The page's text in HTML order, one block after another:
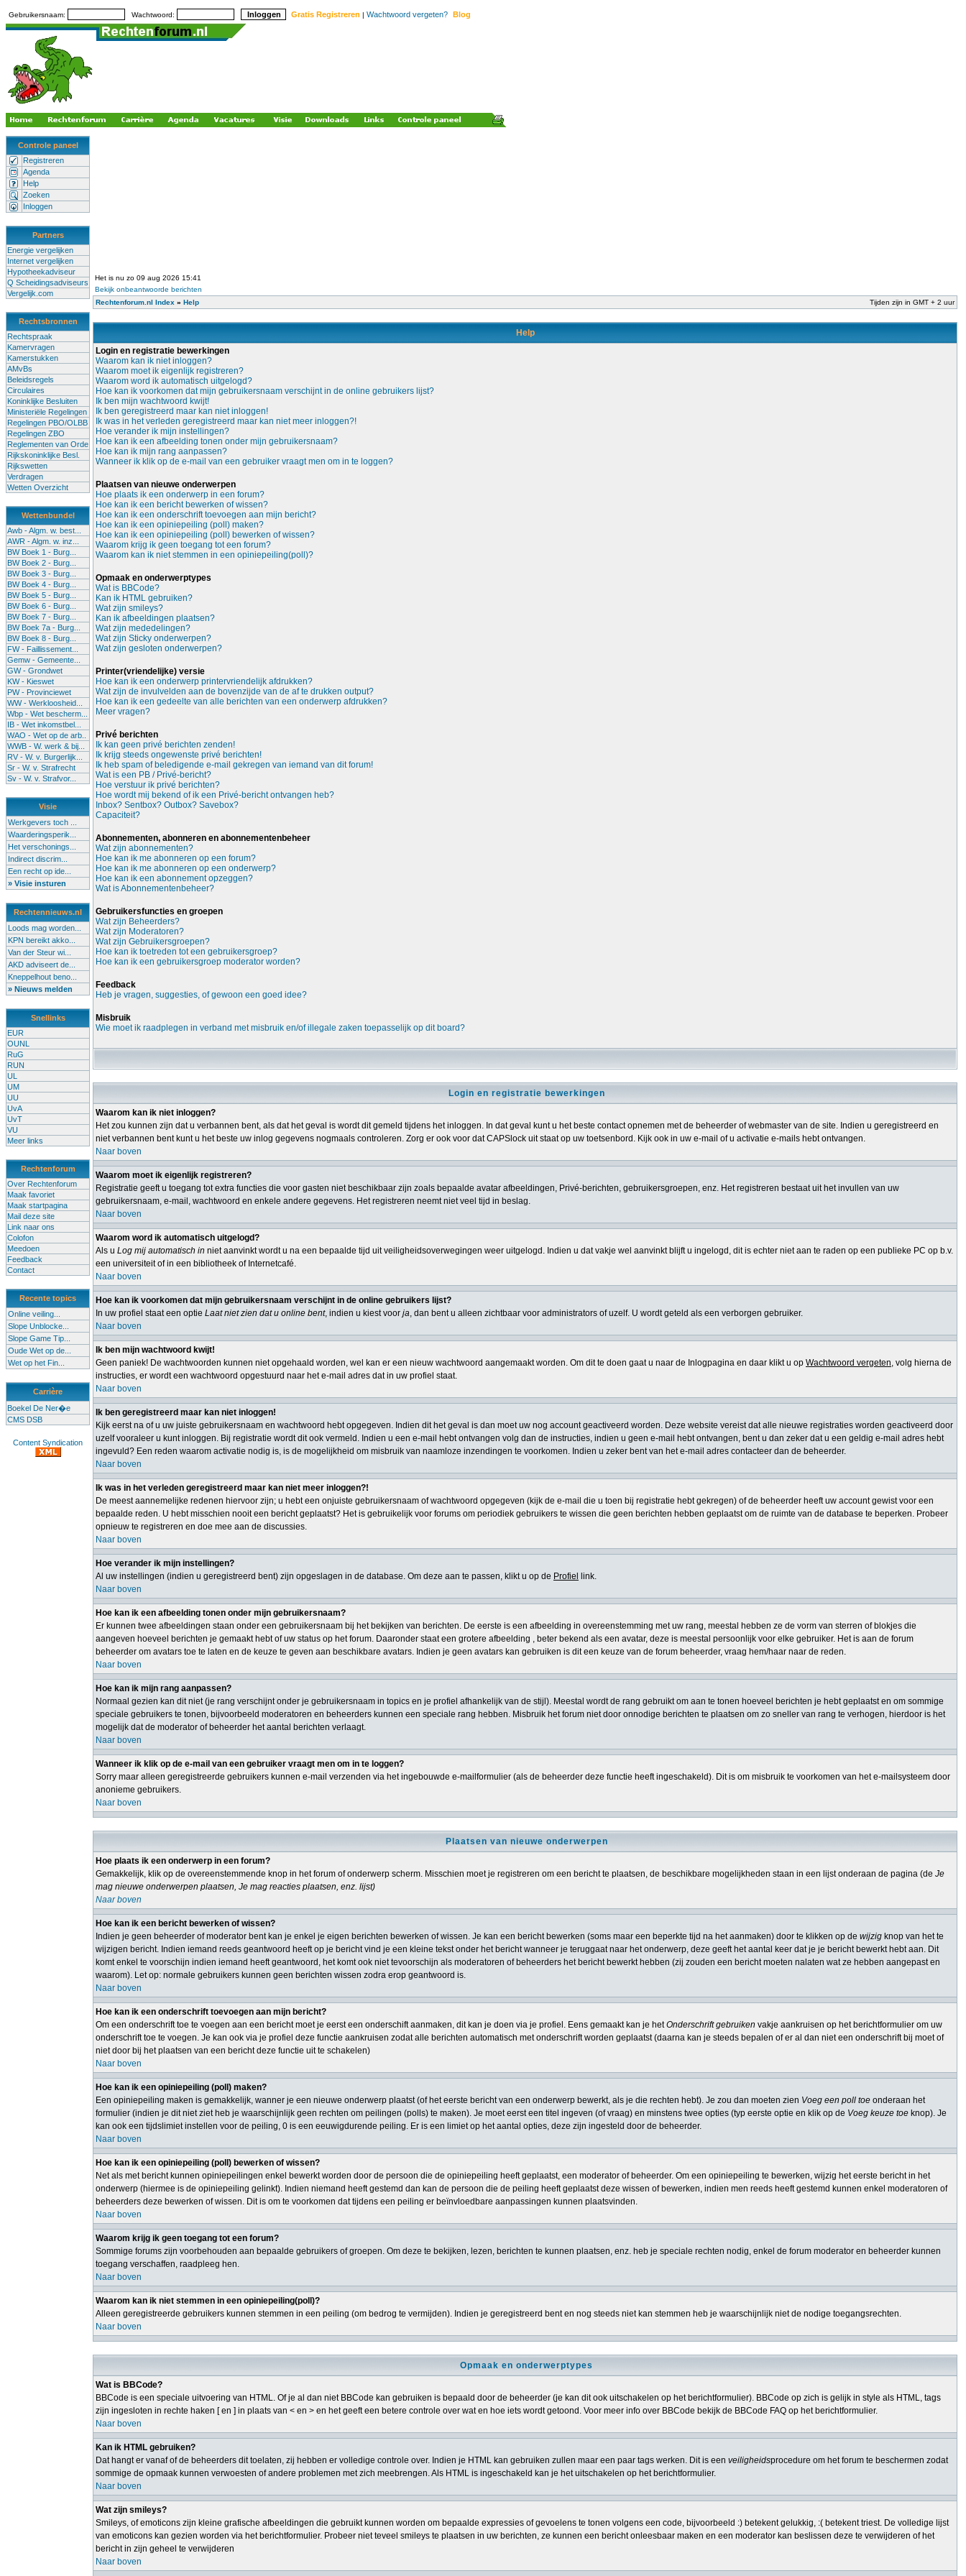
Gebruikersnaam: Wachtwoord: Gratis Registreren | Wachtwoord vergeten? Blog
Controle paneel
Registreren
Agenda
Help
Zoeken
Inloggen
Partners
Energie vergelijken
Internet vergelijken
Hypotheekadviseur
Q Scheidingsadviseurs
Vergelijk.com
Rechtsbronnen
Rechtspraak
Kamervragen
Kamerstukken
AMvBs
Beleidsregels
Circulaires
Koninklijke Besluiten
Ministeriële Regelingen
Regelingen PBO/OLBB
Regelingen ZBO
Reglementen van Orde
Rijkskoninklijke Besl.
Rijkswetten
Verdragen
Wetten Overzicht
Wettenbundel
Awb - Algm. w. best...
AWR - Algm. w. inz...
BW Boek 1 - Burg...
BW Boek 2 - Burg...
BW Boek 3 - Burg...
BW Boek 4 - Burg...
BW Boek 5 - Burg...
BW Boek 6 - Burg...
BW Boek 7 - Burg...
BW Boek 7a - Burg...
BW Boek 8 - Burg...
FW - Faillissement...
Gemw - Gemeente...
GW - Grondwet
KW - Kieswet
PW - Provinciewet
WW - Werkloosheid...
Wbp - Wet bescherm...
IB - Wet inkomstbel...
WAO - Wet op de arb..
WWB - W. werk & bij...
RV - W. v. Burgerlijk...
Sr - W. v. Strafrecht
Sv - W. v. Strafvor...
Visie
Werkgevers toch ...
Waarderingsperik...
Het verschonings...
Indirect discrim...
Een recht op ide...
» Visie insturen
Rechtennieuws.nl
Loods mag worden...
KPN bereikt akko...
Van der Steur wi...
AKD adviseert de...
Kneppelhout beno...
» Nieuws melden
Snellinks
EUR
OUNL
RuG
RUN
UL
UM
UU
UvA
UvT
VU
Meer links
Rechtenforum
Over Rechtenforum
Maak favoriet
Maak startpagina
Mail deze site
Link naar ons
Colofon
Meedoen
Feedback
Contact
Recente topics
Online veiling...
Slope Unblocke...
Slope Game Tip...
Oude Wet op de...
Wet op het Fin...
Carrière
Boekel De Ner�e
CMS DSB
Content Syndication
Het is nu zo 09 aug 2026 15:41
Bekijk onbeantwoorde berichten
Rechtenforum.nl Index » Help Tijden zijn in GMT + 2 uur
Help
Login en registratie bewerkingen
Waarom kan ik niet inloggen?
Waarom moet ik eigenlijk registreren?
Waarom word ik automatisch uitgelogd?
Hoe kan ik voorkomen dat mijn gebruikersnaam verschijnt in de online gebruikers lijst?
Ik ben mijn wachtwoord kwijt!
Ik ben geregistreerd maar kan niet inloggen!
Ik was in het verleden geregistreerd maar kan niet meer inloggen?!
Hoe verander ik mijn instellingen?
Hoe kan ik een afbeelding tonen onder mijn gebruikersnaam?
Hoe kan ik mijn rang aanpassen?
Wanneer ik klik op de e-mail van een gebruiker vraagt men om in te loggen?
Plaatsen van nieuwe onderwerpen
Hoe plaats ik een onderwerp in een forum?
Hoe kan ik een bericht bewerken of wissen?
Hoe kan ik een onderschrift toevoegen aan mijn bericht?
Hoe kan ik een opiniepeiling (poll) maken?
Hoe kan ik een opiniepeiling (poll) bewerken of wissen?
Waarom krijg ik geen toegang tot een forum?
Waarom kan ik niet stemmen in een opiniepeiling(poll)?
Opmaak en onderwerptypes
Wat is BBCode?
Kan ik HTML gebruiken?
Wat zijn smileys?
Kan ik afbeeldingen plaatsen?
Wat zijn mededelingen?
Wat zijn Sticky onderwerpen?
Wat zijn gesloten onderwerpen?
Printer(vriendelijke) versie
Hoe kan ik een onderwerp printervriendelijk afdrukken?
Wat zijn de invulvelden aan de bovenzijde van de af te drukken output?
Hoe kan ik een gedeelte van alle berichten van een onderwerp afdrukken?
Meer vragen?
Privé berichten
Ik kan geen privé berichten zenden!
Ik krijg steeds ongewenste privé berichten!
Ik heb spam of beledigende e-mail gekregen van iemand van dit forum!
Wat is een PB / Privé-bericht?
Hoe verstuur ik privé berichten?
Hoe wordt mij bekend of ik een Privé-bericht ontvangen heb?
Inbox? Sentbox? Outbox? Savebox?
Capaciteit?
Abonnementen, abonneren en abonnementenbeheer
Wat zijn abonnementen?
Hoe kan ik me abonneren op een forum?
Hoe kan ik me abonneren op een onderwerp?
Hoe kan ik een abonnement opzeggen?
Wat is Abonnementenbeheer?
Gebruikersfuncties en groepen
Wat zijn Beheerders?
Wat zijn Moderatoren?
Wat zijn Gebruikersgroepen?
Hoe kan ik toetreden tot een gebruikersgroep?
Hoe kan ik een gebruikersgroep moderator worden?
Feedback
Heb je vragen, suggesties, of gewoon een goed idee?
Misbruik
Wie moet ik raadplegen in verband met misbruik en/of illegale zaken toepasselijk op dit board?
Login en registratie bewerkingen
Waarom kan ik niet inloggen?
Het zou kunnen zijn dat u verbannen bent, als dat het geval is wordt dit gemeld tijdens het inloggen. In dat geval kunt u het beste contact opnemen met de beheerder of webmaster van de site. Indien u geregistreerd en
niet verbannen bent kunt u het beste uw inlog gegevens nogmaals controleren. Zorg er ook voor dat CAPSlock uit staat op uw toetsenbord. Kijk ook in uw e-mail of u activatie e-mails hebt ontvangen.
Naar boven
Waarom moet ik eigenlijk registreren?
Registratie geeft u toegang tot extra functies die voor gasten niet beschikbaar zijn zoals bepaalde avatar afbeeldingen, Privé-berichten, gebruikersgroepen, enz. Het registreren bestaat uit het invullen van uw
gebruikersnaam, e-mail, wachtwoord en enkele andere gegevens. Het registreren neemt niet veel tijd in beslag.
Naar boven
Waarom word ik automatisch uitgelogd?
Als u Log mij automatisch in niet aanvinkt wordt u na een bepaalde tijd uit veiligheidsoverwegingen weer uitgelogd. Indien u dat vakje wel aanvinkt blijft u ingelogd, dit is echter niet aan te raden op een publieke PC op b.v.
een universiteit of in een bibliotheek of Internetcafé.
Naar boven
Hoe kan ik voorkomen dat mijn gebruikersnaam verschijnt in de online gebruikers lijst?
In uw profiel staat een optie Laat niet zien dat u online bent, indien u kiest voor ja, dan bent u alleen zichtbaar voor administrators of uzelf. U wordt geteld als een verborgen gebruiker.
Naar boven
Ik ben mijn wachtwoord kwijt!
Geen paniek! De wachtwoorden kunnen niet opgehaald worden, wel kan er een nieuw wachtwoord aangemaakt worden. Om dit te doen gaat u naar de Inlogpagina en daar klikt u op Wachtwoord vergeten, volg hierna de
instructies, er wordt een wachtwoord opgestuurd naar het e-mail adres dat in uw profiel staat.
Naar boven
Ik ben geregistreerd maar kan niet inloggen!
Kijk eerst na of u uw juiste gebruikersnaam en wachtwoord hebt opgegeven. Indien dit het geval is dan moet uw nog account geactiveerd worden. Deze website vereist dat alle nieuwe registraties worden geactiveerd door
uzelf vooraleer u kunt inloggen. Bij registratie wordt dit ook vermeld. Indien u een e-mail hebt ontvangen volg dan de instructies, indien u geen e-mail hebt ontvangen, bent u dan zeker dat u een geldig e-mail adres hebt
ingevuld? Een reden waarom activatie nodig is, is de mogelijkheid om misbruik van naamloze inzendingen te voorkomen. Indien u zeker bent van het e-mail adres contacteer dan de beheerder.
Naar boven
Ik was in het verleden geregistreerd maar kan niet meer inloggen?!
De meest aannemelijke redenen hiervoor zijn; u hebt een onjuiste gebruikersnaam of wachtwoord opgegeven (kijk de e-mail die u toen bij registratie hebt gekregen) of de beheerder heeft uw account gewist voor een
bepaalde reden. U hebt misschien nooit een bericht geplaatst? Het is gebruikelijk voor forums om periodiek gebruikers te wissen die geen berichten hebben geplaatst om de ruimte van de database te beperken. Probeer
opnieuw te registreren en doe mee aan de discussies.
Naar boven
Hoe verander ik mijn instellingen?
Al uw instellingen (indien u geregistreerd bent) zijn opgeslagen in de database. Om deze aan te passen, klikt u op de Profiel
link.
Naar boven
Hoe kan ik een afbeelding tonen onder mijn gebruikersnaam?
Er kunnen twee afbeeldingen staan onder een gebruikersnaam bij het bekijken van berichten. De eerste is een afbeelding in overeenstemming met uw rang, meestal hebben ze de vorm van sterren of blokjes die
aangeven hoeveel berichten je gemaakt hebt of uw status op het forum. Daaronder staat een grotere afbeelding , beter bekend als een avatar, deze is meestal persoonlijk voor elke gebruiker. Het is aan de forum
beheerder om avatars toe te laten en de keuze te geven aan beschikbare avatars. Indien je geen avatars kan gebruiken is dit een keuze van de forum beheerder, vraag hem/haar naar de reden.
Naar boven
Hoe kan ik mijn rang aanpassen?
Normaal gezien kan dit niet (je rang verschijnt onder je gebruikersnaam in topics en je profiel afhankelijk van de stijl). Meestal wordt de rang gebruikt om aan te tonen hoeveel berichten je hebt geplaatst en om sommige
speciale gebruikers te tonen, bijvoorbeeld moderatoren en beheerders kunnen een speciale rang hebben. Misbruik het forum niet door onnodige berichten te plaatsen om zo sneller van rang te verhogen, hierdoor is het
mogelijk dat de moderator of beheerder het aantal berichten verlaagt.
Naar boven
Wanneer ik klik op de e-mail van een gebruiker vraagt men om in te loggen?
Sorry maar alleen geregistreerde gebruikers kunnen e-mail verzenden via het ingebouwde e-mailformulier (als de beheerder deze functie heeft ingeschakeld). Dit is om misbruik te voorkomen van het e-mailsysteem door
anonieme gebruikers.
Naar boven
Plaatsen van nieuwe onderwerpen
Hoe plaats ik een onderwerp in een forum?
Gemakkelijk, klik op de overeenstemmende knop in het forum of onderwerp scherm. Misschien moet je registreren om een bericht te plaatsen, de beschikbare mogelijkheden staan in een lijst onderaan de pagina (de Je
mag nieuwe onderwerpen plaatsen, Je mag reacties plaatsen, enz. lijst)
Naar boven
Hoe kan ik een bericht bewerken of wissen?
Indien je geen beheerder of moderator bent kan je enkel je eigen berichten bewerken of wissen. Je kan een bericht bewerken (soms maar een beperkte tijd na het aanmaken) door te klikken op de wijzig knop van het te
wijzigen bericht. Indien iemand reeds geantwoord heeft op je bericht vind je een kleine tekst onder het bericht wanneer je teruggaat naar het onderwerp, deze geeft het aantal keer dat je je bericht bewerkt hebt aan. Dit
komt enkel te voorschijn indien iemand heeft geantwoord, het komt ook niet tevoorschijn als moderatoren of beheerders het bericht bewerkt hebben (zij zouden een bericht moeten nalaten wat ze hebben aangepast en
waarom). Let op: normale gebruikers kunnen geen berichten wissen zodra erop geantwoord is.
Naar boven
Hoe kan ik een onderschrift toevoegen aan mijn bericht?
Om een onderschrift toe te voegen aan een bericht moet je eerst een onderschift aanmaken, dit kan je doen via je profiel. Eens gemaakt kan je hetOnderschrift gebruiken vakje aankruisen op het berichtformulier om uw
onderschrift toe te voegen. Je kan ook via je profiel deze functie aankruisen zodat alle berichten automatisch met onderschrift worden geplaatst (daarna kan je steeds bepalen of er al dan niet een onderschrift bij moet of
niet door bij het plaatsen van een bericht deze functie uit te schakelen)
Naar boven
Hoe kan ik een opiniepeiling (poll) maken?
Een opiniepeiling maken is gemakkelijk, wanner je een nieuwe onderwerp plaatst (of het eerste bericht van een onderwerp bewerkt, als je die rechten hebt). Je zou dan moeten zien Voeg een poll toe onderaan het
formulier (indien je dit niet ziet heb je waarschijnlijk geen rechten om peilingen (polls) te maken). Je moet eerst een titel ingeven (of vraag) en minstens twee opties (typ eerste optie en klik op de Voeg keuze toe knop). Je
kan ook een tijdslimiet instellen voor de peiling, 0 is een eeuwigdurende peiling. Er is een limiet op het aantal opties, deze zijn ingesteld door de beheerder.
Naar boven
Hoe kan ik een opiniepeiling (poll) bewerken of wissen?
Net als met bericht kunnen opiniepeilingen enkel bewerkt worden door de persoon die de opiniepeiling heeft geplaatst, een moderator of beheerder. Om een opiniepeiling te bewerken, wijzig het eerste bericht in het
onderwerp (hiermee is de opiniepeiling gelinkt). Indien niemand heeft gestemd dan kan de persoon die de peiling heeft geplaatst deze wissen of bewerken, indien men reeds heeft gestemd kunnen enkel moderatoren of
beheerders deze bewerken of wissen. Dit is om te voorkomen dat tijdens een peiling er beïnvloedbare aanpassingen kunnen plaatsvinden.
Naar boven
Waarom krijg ik geen toegang tot een forum?
Sommige forums zijn voorbehouden aan bepaalde gebruikers of groepen. Om deze te bekijken, lezen, berichten te kunnen plaatsen, enz. heb je speciale rechten nodig, enkel de forum moderator en beheerder kunnen
toegang verschaffen, raadpleeg hen.
Naar boven
Waarom kan ik niet stemmen in een opiniepeiling(poll)?
Alleen geregistreerde gebruikers kunnen stemmen in een peiling (om bedrog te vermijden). Indien je geregistreerd bent en nog steeds niet kan stemmen heb je waarschijnlijk niet de nodige toegangsrechten.
Naar boven
Opmaak en onderwerptypes
Wat is BBCode?
BBCode is een speciale uitvoering van HTML. Of je al dan niet BBCode kan gebruiken is bepaald door de beheerder (je kan dit ook uitschakelen op het berichtformulier). BBCode op zich is gelijk in style als HTML, tags
zijn ingesloten in rechte haken [ en ] in plaats van < en > en het geeft een betere controle over wat en hoe iets wordt getoond. Voor meer info over BBCode bekijk de BBCode FAQ op het berichtformulier.
Naar boven
Kan ik HTML gebruiken?
Dat hangt er vanaf of de beheerders dit toelaten, zij hebben er volledige controle over. Indien je HTML kan gebruiken zullen maar een paar tags werken. Dit is een veiligheidsprocedure om het forum te beschermen zodat
sommige de opmaak kunnen verwoesten of andere problemen met zich meebrengen. Als HTML is ingeschakeld kan je het uitschakelen op het berichtformulier.
Naar boven
Wat zijn smileys?
Smileys, of emoticons zijn kleine grafische afbeeldingen die gebruikt kunnen worden om bepaalde expressies of gevoelens te tonen volgens een code, bijvoorbeeld :) betekent gelukkig, :( betekent triest. De volledige lijst
van emoticons kan gezien worden via het berichtformulier. Probeer niet teveel smileys te plaatsen in uw berichten, ze kunnen een bericht onleesbaar maken en een moderator kan beslissen deze te verwijderen of het
bericht in zijn geheel te verwijderen
Naar boven